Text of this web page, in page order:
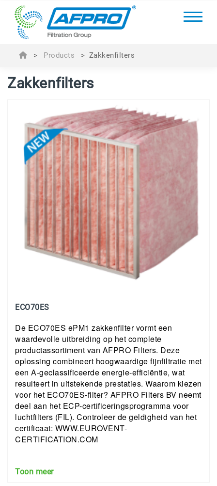
> Products > Zakkenfilters
Zakkenfilters
ECO70ES
De ECO70ES ePM1 zakkenfilter vormt een
waardevolle uitbreiding op het complete
productassortiment van AFPRO Filters. Deze
oplossing combineert hoogwaardige fijnfiltratie met
een A-geclassificeerde energie-efficiëntie, wat
resulteert in uitstekende prestaties. Waarom kiezen
voor het ECO70ES-filter? AFPRO Filters BV neemt
deel aan het ECP-certificeringsprogramma voor
luchtfilters (FIL). Controleer de geldigheid van het
certificaat: WWW.EUROVENT-
CERTIFICATION.COM
Toon meer